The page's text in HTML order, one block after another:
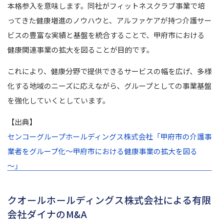
本格参入を意味します。同社がフィットネスクラブ事業で培
ってきた健康増進のノウハウと、アルファケアが持つ介護サー
ビスの豊富な実績と基盤を統合することで、甲府市における
健康関連事業の拡大を図ることが目的です。
これにより、健康分野で提供できるサービスの幅を広げ、多様
化する地域のニーズに応えながら、グループとしての事業基盤
を強化していくとしています。
【出典】
センコーグループホールディングス株式会社「甲府市の介護事
業者をグループ化～甲府市における健康事業の拡大を図る
～」
クオールホールディングス株式会社による有限
会社ダイナのM&A